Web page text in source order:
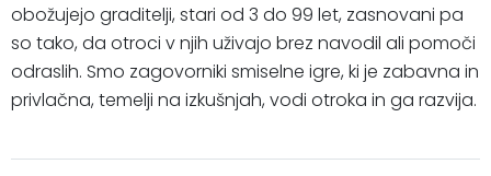
obožujejo graditelji, stari od 3 do 99 let, zasnovani pa
so tako, da otroci v njih uživajo brez navodil ali pomoči
odraslih. Smo zagovorniki smiselne igre, ki je zabavna in
privlačna, temelji na izkušnjah, vodi otroka in ga razvija.